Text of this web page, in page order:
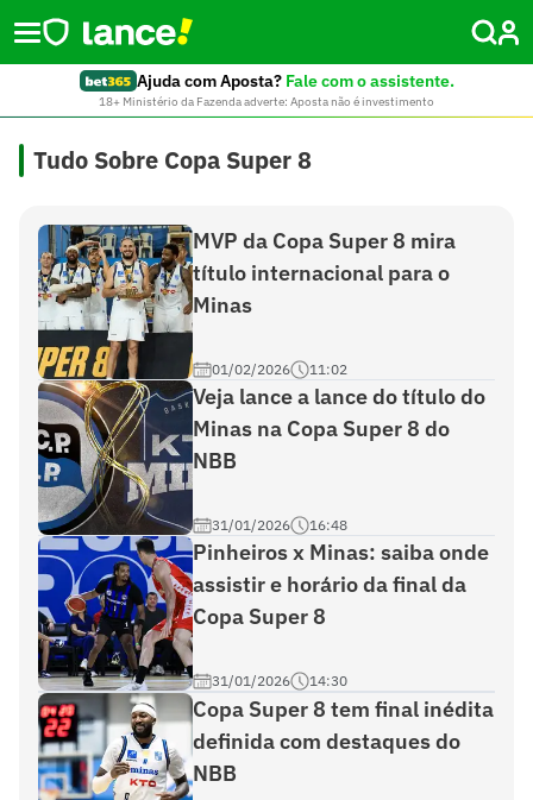
Ajuda com Aposta? Fale com o assistente.
18+ Ministério da Fazenda adverte: Aposta não é investimento
Tudo Sobre Copa Super 8
MVP da Copa Super 8 mira
título internacional para o
Minas
01/02/2026 11:02
Veja lance a lance do título do
Minas na Copa Super 8 do
NBB
31/01/2026 16:48
Pinheiros x Minas: saiba onde
assistir e horário da final da
Copa Super 8
31/01/2026 14:30
Copa Super 8 tem final inédita
definida com destaques do
NBB